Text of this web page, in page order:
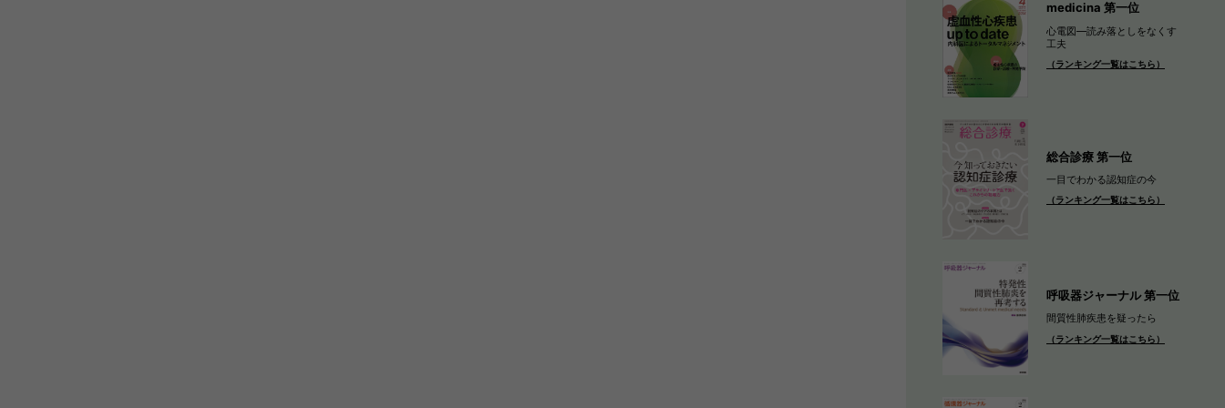
medicina 第一位
心電図―読み落としをなくす
工夫
（ランキング一覧はこちら）
総合診療 第一位
一目でわかる認知症の今
（ランキング一覧はこちら）
呼吸器ジャーナル 第一位
間質性肺疾患を疑ったら
（ランキング一覧はこちら）